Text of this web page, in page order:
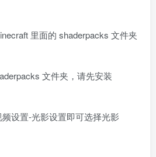
里面的 shaderpacks 文件夹
文件夹，请先安装
设置-光影设置即可选择光影